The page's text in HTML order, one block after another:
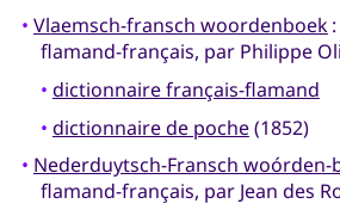
• Vlaemsch-fransch woordenboek:
flamand-français, par Philippe
• dictionnaire français-flamand
• dictionnaire de poche(1852)
• Nederduytsch-Fransch woórden-
flamand-français, par Jean des